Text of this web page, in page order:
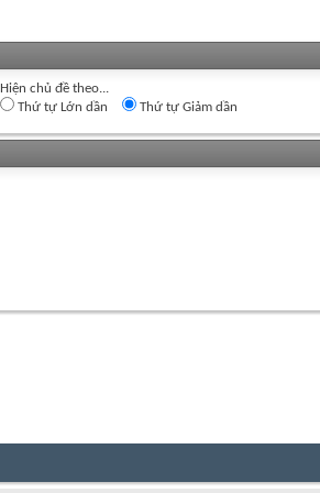
Hiện chủ đề theo...
Thứ tự Lớn dần
Thứ tự Giảm dần